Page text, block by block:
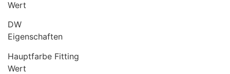
Wert
DW
Eigenschaften
Hauptfarbe Fitting
Wert